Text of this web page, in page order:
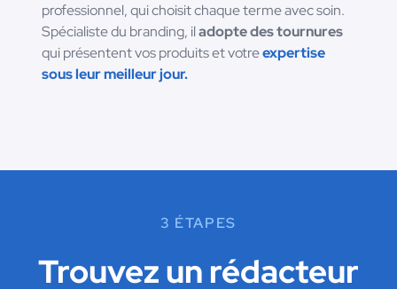
professionnel, qui choisit chaque terme avec soin.
Spécialiste du branding, iladopte des tournures
qui présentent vos produits et votreexpertise
sous leur meilleur jour.
3 ÉTAPES
Trouvez un rédacteur